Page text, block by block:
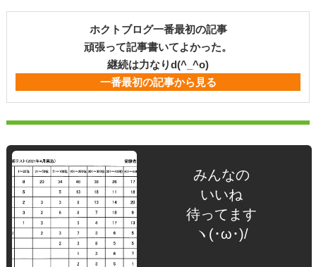
ホクトブログ一番最初の記事
頑張って記事書いてよかった。
継続は力なりd(^_^o)
一番最初の記事から見る
みんなの
いいね
待ってます
ヽ(･ω･)/